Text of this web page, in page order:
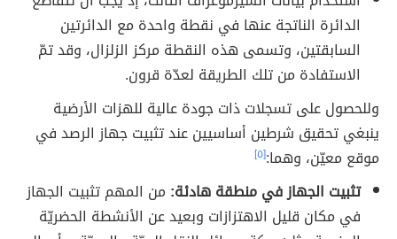
الدائرة الناتجة عنها في نقطة واحدة مع الدائرتين
السابقتين، وتسمى هذه النقطة مركز الزلزال، وقد تمّ
الاستفادة من تلك الطريقة لعدّة قرون.
وللحصول على تسجلات ذات جودة عالية للهزات الأرضية
ينبغي تحقيق شرطين أساسيين عند تثبيت جهاز الرصد في
موقع معيّن، وهما:[٥]
تثبيت الجهاز في منطقة هادئة: من المهم تثبيت الجهاز
في مكان قليل الاهتزازات وبعيد عن الأنشطة الحضريّة